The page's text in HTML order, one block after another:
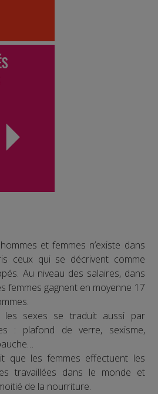
et femmes n’existe dans
ceux qui se décrivent comme
Au niveau des salaires, dans
femmes gagnent en moyenne 17
les sexes se traduit aussi par
: plafond de verre, sexisme,
que les femmes effectuent les
travaillées dans le monde et
de la nourriture.